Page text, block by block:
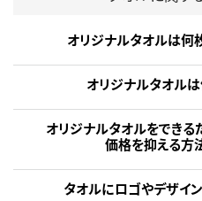
オリジナルタオルは何
オリジナルタオル
オリジナルタオルをできる
価格を抑える方
タオルにロゴやデザイ